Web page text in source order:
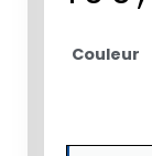
Couleur